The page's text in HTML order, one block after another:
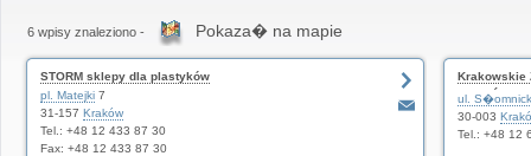
6 wpisy znaleziono - Pokaza� na mapie
STORM sklepy dla plastyków
pl. Matejki 7
31-157 Kraków
Tel.: +48 12 433 87 30
Fax: +48 12 433 87 30
Krakowskie
KRAKÓW
ul.
30-003
Tel.: +48 12